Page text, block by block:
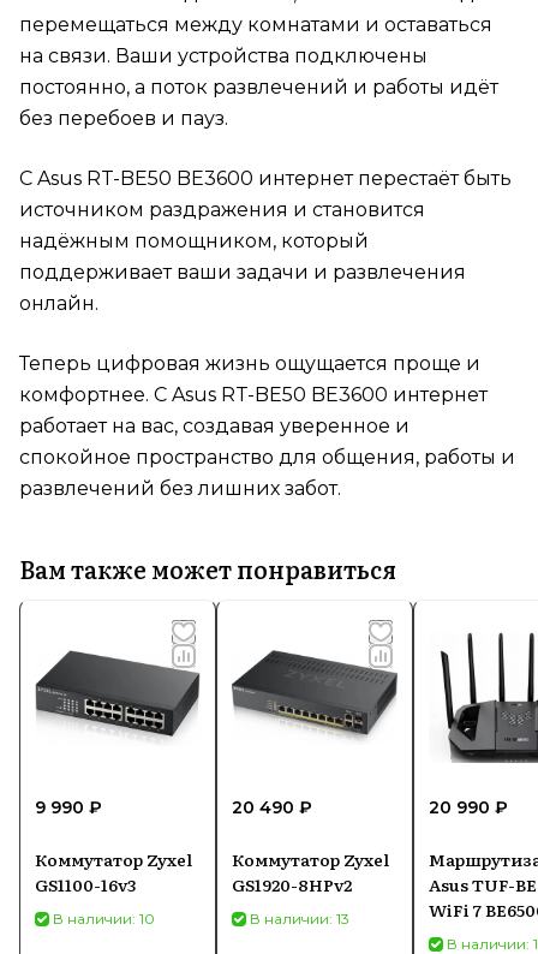
перемещаться между комнатами и оставаться
на связи. Ваши устройства подключены
постоянно, а поток развлечений и работы идёт
без перебоев и пауз.
С Asus RT-BE50 BE3600 интернет перестаёт быть
источником раздражения и становится
надёжным помощником, который
поддерживает ваши задачи и развлечения
онлайн.
Теперь цифровая жизнь ощущается проще и
комфортнее. С Asus RT-BE50 BE3600 интернет
работает на вас, создавая уверенное и
спокойное пространство для общения, работы и
развлечений без лишних забот.
Вам также может понравиться
9 990 ₽
Коммутатор Zyxel
GS1100-16v3
В наличии: 10
20 490 ₽
Коммутатор Zyxel
GS1920-8HPv2
В наличии: 13
20 990 ₽
Asus TUF-
WiFi 7
В наличии: